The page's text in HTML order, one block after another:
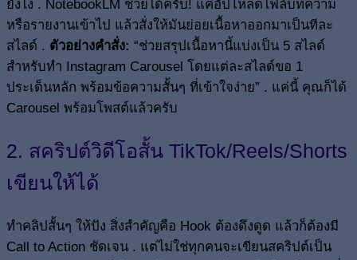
ยังไง . NotebookLM ช่วยได้ครับ! แค่อัปโหลดไฟล์บทความ
หรือรายงานเข้าไป แล้วสั่งให้มันย่อยเนื้อหาออกมาเป็นทีละ
สไลด์ . ตัวอย่างคำสั่ง: “ช่วยสรุปเนื้อหานี้แบ่งเป็น 5 สไลด์
สำหรับทำ Instagram Carousel โดยแต่ละสไลด์ขอ 1
ประเด็นหลัก พร้อมข้อความสั้นๆ ที่เข้าใจง่าย” . แค่นี้ คุณก็ได้
Carousel พร้อมโพสต์แล้วครับ
2. สคริปต์วิดีโอสั้น TikTok/Reels/Shorts
เขียนให้ได้
ทำคลิปสั้นๆ ให้ปัง สิ่งสำคัญคือ Hook ต้องดึงดูด แล้วก็ต้องมี
Call to Action ชัดเจน . แต่ไม่ใช่ทุกคนจะเขียนสคริปต์เป็น